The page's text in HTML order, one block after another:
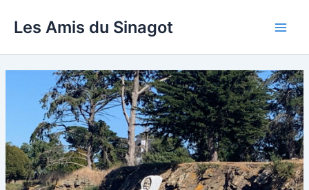
Les Amis du Sinagot